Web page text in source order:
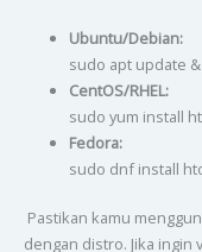
Ubuntu/Debian:
sudo apt update
CentOS/RHEL:
sudo yum install
Fedora:
sudo dnf install
Pastikan kamu
dengan distro. Jika ingin